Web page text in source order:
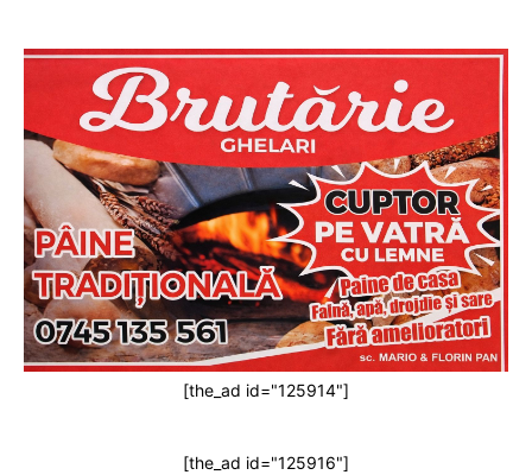
[the_ad id="125914"]
[the_ad id="125916"]